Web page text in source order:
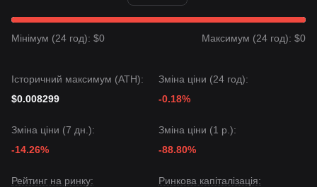
Мінімум (24 год): $0 Максимум (24 год): $0
Історичний максимум (ATH):
$0.008299
Зміна ціни (24 год):
-0.18%
Зміна ціни (7 дн.):
-14.26%
Зміна ціни (1 р.):
-88.80%
Рейтинг на ринку:
Ринкова капіталізація: